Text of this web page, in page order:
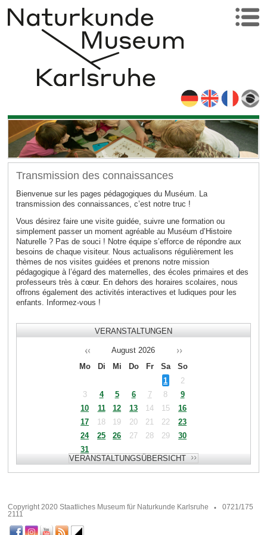
Transmission des connaissances
Bienvenue sur les pages pédagogiques du Muséum. La
transmission des connaissances, c’est notre truc !
Vous désirez faire une visite guidée, suivre une formation ou
simplement passer un moment agréable au Muséum d’Histoire
Naturelle ? Pas de souci ! Notre équipe s’efforce de répondre aux
besoins de chaque visiteur. Nous actualisons régulièrement les
thèmes de nos visites guidées et prenons notre mission
pédagogique à l’égard des maternelles, des écoles primaires et des
professeurs très à cœur. En dehors des horaires scolaires, nous
offrons également des activités interactives et ludiques pour les
enfants. Informez-vous !
VERANSTALTUNGEN
August 2026
Mo
Di Mi Do Fr Sa
So
1
2
3
4 5 6 7 8
9
10
11 12 13 14 15
16
17
18 19 20 21 22
23
24
25 26 27 28 29
30
31
Copyright 2020 Staatliches Museum für Naturkunde Karlsruhe
0721/175
2111